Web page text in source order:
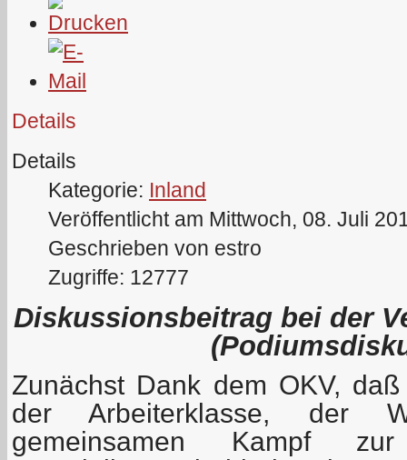
Details
Details
Kategorie: Inland
Veröffentlicht am Mittwoch, 08. Juli
Geschrieben von estro
Zugriffe: 12777
Diskussionsbeitrag bei der
Zunächst Dank dem OKV,
der Arbeiterklasse, der
gemeinsamen Kampf